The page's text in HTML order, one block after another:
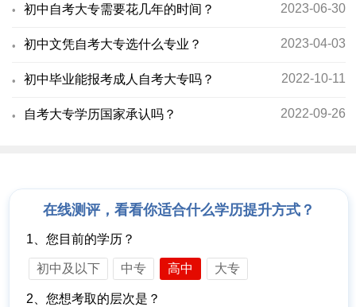
初中自考大专需要花几年的时间？ 2023-06-30
初中文凭自考大专选什么专业？ 2023-04-03
初中毕业能报考成人自考大专吗？ 2022-10-11
自考大专学历国家承认吗？ 2022-09-26
在线测评，看看你适合什么学历提升方式？
1、您目前的学历？
初中及以下 中专 高中 大专
2、您想考取的层次是？